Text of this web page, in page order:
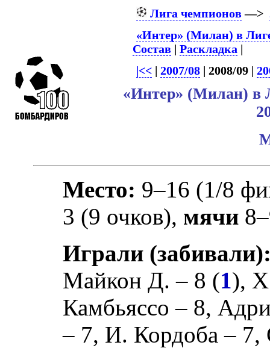
Лига чемпионов—>
«Интер» (Милан) в
Состав| Раскладка |
|<< |2007/08 | 2008/09 |
«Интер» (Милан) в
Место: 9–16 (1/8
3 (9 очков), мячи
Играли
Майкон Д. – 8 (1),
Камбьяссо – 8,
– 7, И. Кордоба – 7,